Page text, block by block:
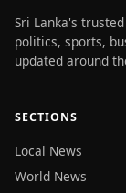
Sri Lanka's
politics, sports,
updated around
SECTIONS
Local News
World News